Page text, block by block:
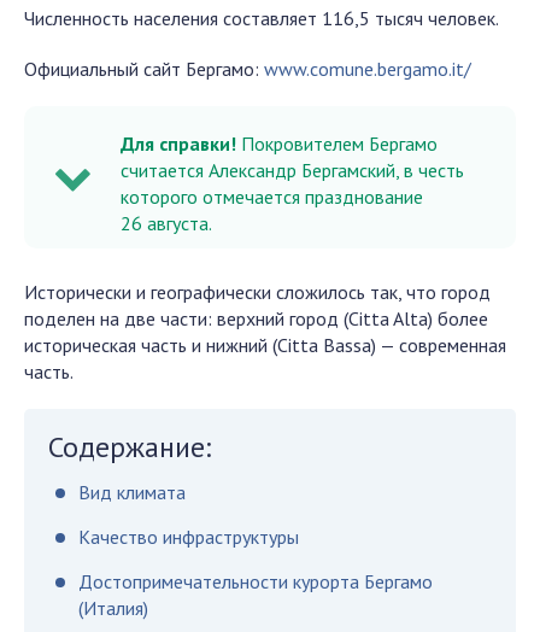
Численность населения составляет 116,5 тысяч человек.
Официальный сайт Бергамо: www.comune.bergamo.it/
Для справки! Покровителем Бергамо
считается Александр Бергамский, в честь
которого отмечается празднование
26 августа.
Исторически и географически сложилось так, что город
поделен на две части: верхний город (Citta Alta) более
историческая часть и нижний (Citta Bassa) — современная
часть.
Содержание:
Вид климата
Качество инфраструктуры
Достопримечательности курорта Бергамо
(Италия)